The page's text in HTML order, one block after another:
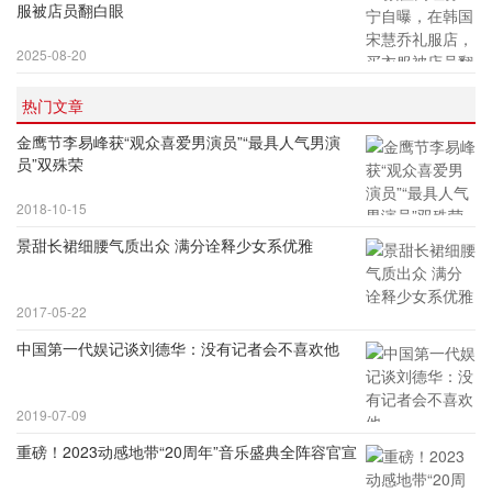
服被店员翻白眼
2025-08-20
热门文章
金鹰节李易峰获“观众喜爱男演员”“最具人气男演
员”双殊荣
2018-10-15
景甜长裙细腰气质出众 满分诠释少女系优雅
2017-05-22
中国第一代娱记谈刘德华：没有记者会不喜欢他
2019-07-09
重磅！2023动感地带“20周年”音乐盛典全阵容官宣